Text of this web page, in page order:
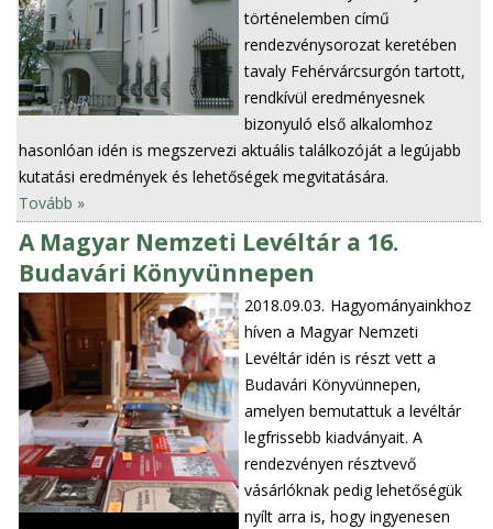
történelemben című
rendezvénysorozat keretében
tavaly Fehérvárcsurgón tartott,
rendkívül eredményesnek
bizonyuló első alkalomhoz
hasonlóan idén is megszervezi aktuális találkozóját a legújabb
kutatási eredmények és lehetőségek megvitatására.
Tovább »
A Magyar Nemzeti Levéltár a 16.
Budavári Könyvünnepen
2018.09.03. Hagyományainkhoz
híven a Magyar Nemzeti
Levéltár idén is részt vett a
Budavári Könyvünnepen,
amelyen bemutattuk a levéltár
legfrissebb kiadványait. A
rendezvényen résztvevő
vásárlóknak pedig lehetőségük
nyílt arra is, hogy ingyenesen